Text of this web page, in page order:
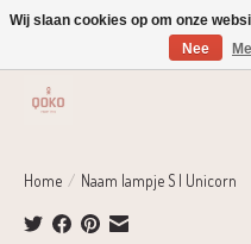
Verzending 1-2 dagen | Gratis verzending
Home / Naam lampje S | Unicorn
Wij slaan cookies op om onze
Nee